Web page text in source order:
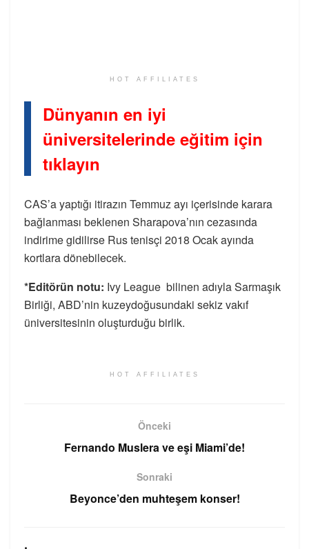
HOT AFFILIATES
Dünyanın en iyi
üniversitelerinde eğitim için
tıklayın
CAS’a yaptığı itirazın Temmuz ayı içerisinde karara
bağlanması beklenen Sharapova’nın cezasında
indirime gidilirse Rus tenisçi 2018 Ocak ayında
kortlara dönebilecek.
*Editörün notu: Ivy League bilinen adıyla Sarmaşık
Birliği, ABD’nin kuzeydoğusundaki sekiz vakıf
üniversitesinin oluşturduğu birlik.
HOT AFFILIATES
Önceki
Fernando Muslera ve eşi Miami’de!
Sonraki
Beyonce’den muhteşem konser!